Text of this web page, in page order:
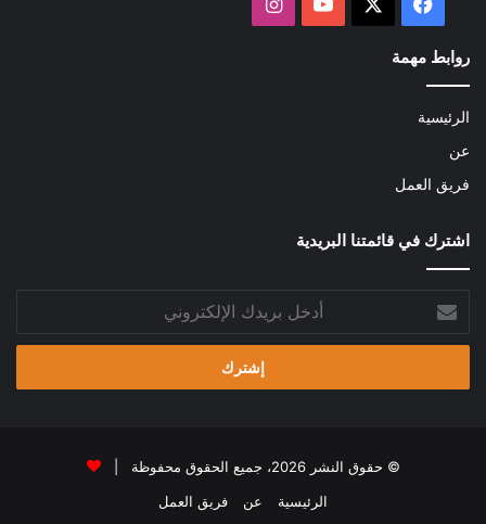
روابط مهمة
الرئيسية
عن
فريق العمل
اشترك في قائمتنا البريدية
بريدك
الإلكتروني
© حقوق النشر 2026، جميع الحقوق محفوظة |
الرئيسية
عن فريق العمل